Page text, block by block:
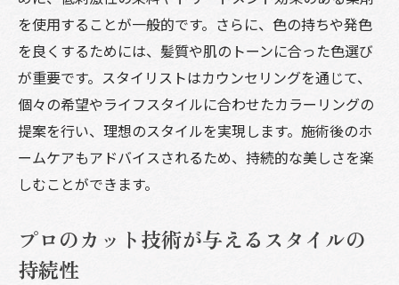
プロが作るリラックス空間の魅力
施術がもたらす心と体のリセット効果
日常の疲れを癒すプロのテクニック
美容室でのひとときがもたらす満足感
継続的なサロン通いで心身の健康をサポー
ト
き出す方法
を使用することが一般的です。さらに、色の持ちや発色
を良くするためには、髪質や肌のトーンに合った色選び
が重要です。スタイリストはカウンセリングを通じて、
個々の希望やライフスタイルに合わせたカラーリングの
提案を行い、理想のスタイルを実現します。施術後のホ
ームケアもアドバイスされるため、持続的な美しさを楽
しむことができます。
プロのカット技術が与えるスタイルの
持続性